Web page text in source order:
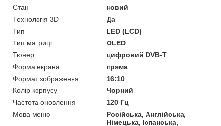
Стан
новий
Технологія 3D
Да
Тип
LED (LCD)
Тип матриці
OLED
Тюнер
цифровий DVB-T
Форма екрана
пряма
Формат зображення
16:10
Колір корпусу
Чорний
Частота оновлення
120 Гц
Мова меню
Російська, Англійська,
Німецька, Іспанська,